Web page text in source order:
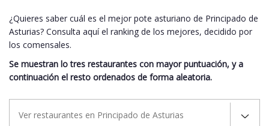
¿Quieres saber cuál es el mejor pote asturiano de Principado de
Asturias? Consulta aquí el ranking de los mejores, decidido por
los comensales.
Se muestran lo tres restaurantes con mayor puntuación, y a
continuación el resto ordenados de forma aleatoria.
Ver restaurantes en Principado de Asturias